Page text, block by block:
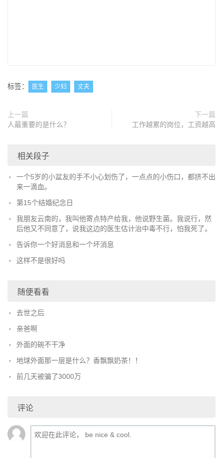
标签： 医生 少妇 丈夫
上一篇
人最重要的是什么？
下一篇
工作越累的岗位，工资越高
相关段子
一个5岁的小盆友的手不小心划伤了，一点点的小伤口，都挤不出
来一滴血。
第15个结婚纪念日
我朋友云南的，我叫他寄点特产给我，他说野生菌。我说行，然
后他又不同意了，说我这边的医生估计治中毒不行，怕我死了。
告诉你一个好消息和一个坏消息
这样不是很好吗
随便看看
去世之后
亲爸啊
外面的碗不干净
地球外面那一层是什么？香飘飘奶茶！！
前几天被骗了3000万
评论